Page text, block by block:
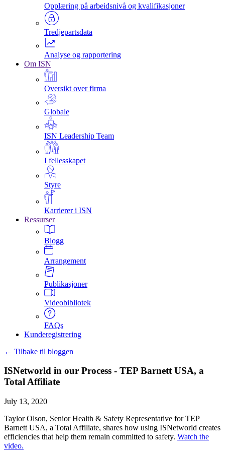
Opplæring på arbeidsnivå og kvalifikasjoner
Tredjepartsdata
Analyse og rapportering
Om ISN
Oversikt over firma
Globale
ISN Leadership Team
I fellesskapet
Styre
Karrierer i ISN
Ressurser
Blogg
Arrangement
Publikasjoner
Videobibliotek
FAQs
Kunderegistrering
← Tilbake til bloggen
ISNetworld in our Process - TEP Barnett USA, a
Total Affiliate
July 13, 2020
Taylor Olson, Senior Health & Safety Representative for TEP
Barnett USA, a Total Affiliate, shares how using ISNetworld creates
efficiencies that help them remain committed to safety. Watch the
video.